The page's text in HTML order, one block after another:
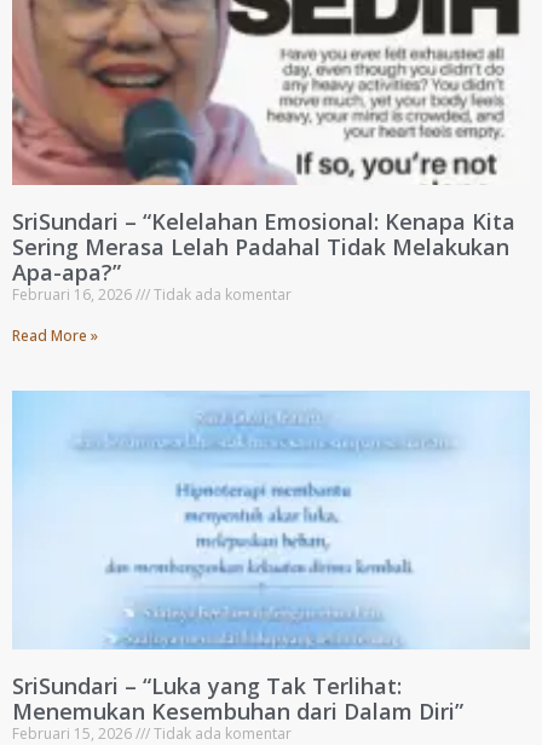
SriSundari – “Kelelahan Emosional: Kenapa Kita
Sering Merasa Lelah Padahal Tidak Melakukan
Apa-apa?”
Februari 16, 2026
Tidak ada komentar
Read More »
SriSundari – “Luka yang Tak Terlihat:
Menemukan Kesembuhan dari Dalam Diri”
Februari 15, 2026
Tidak ada komentar